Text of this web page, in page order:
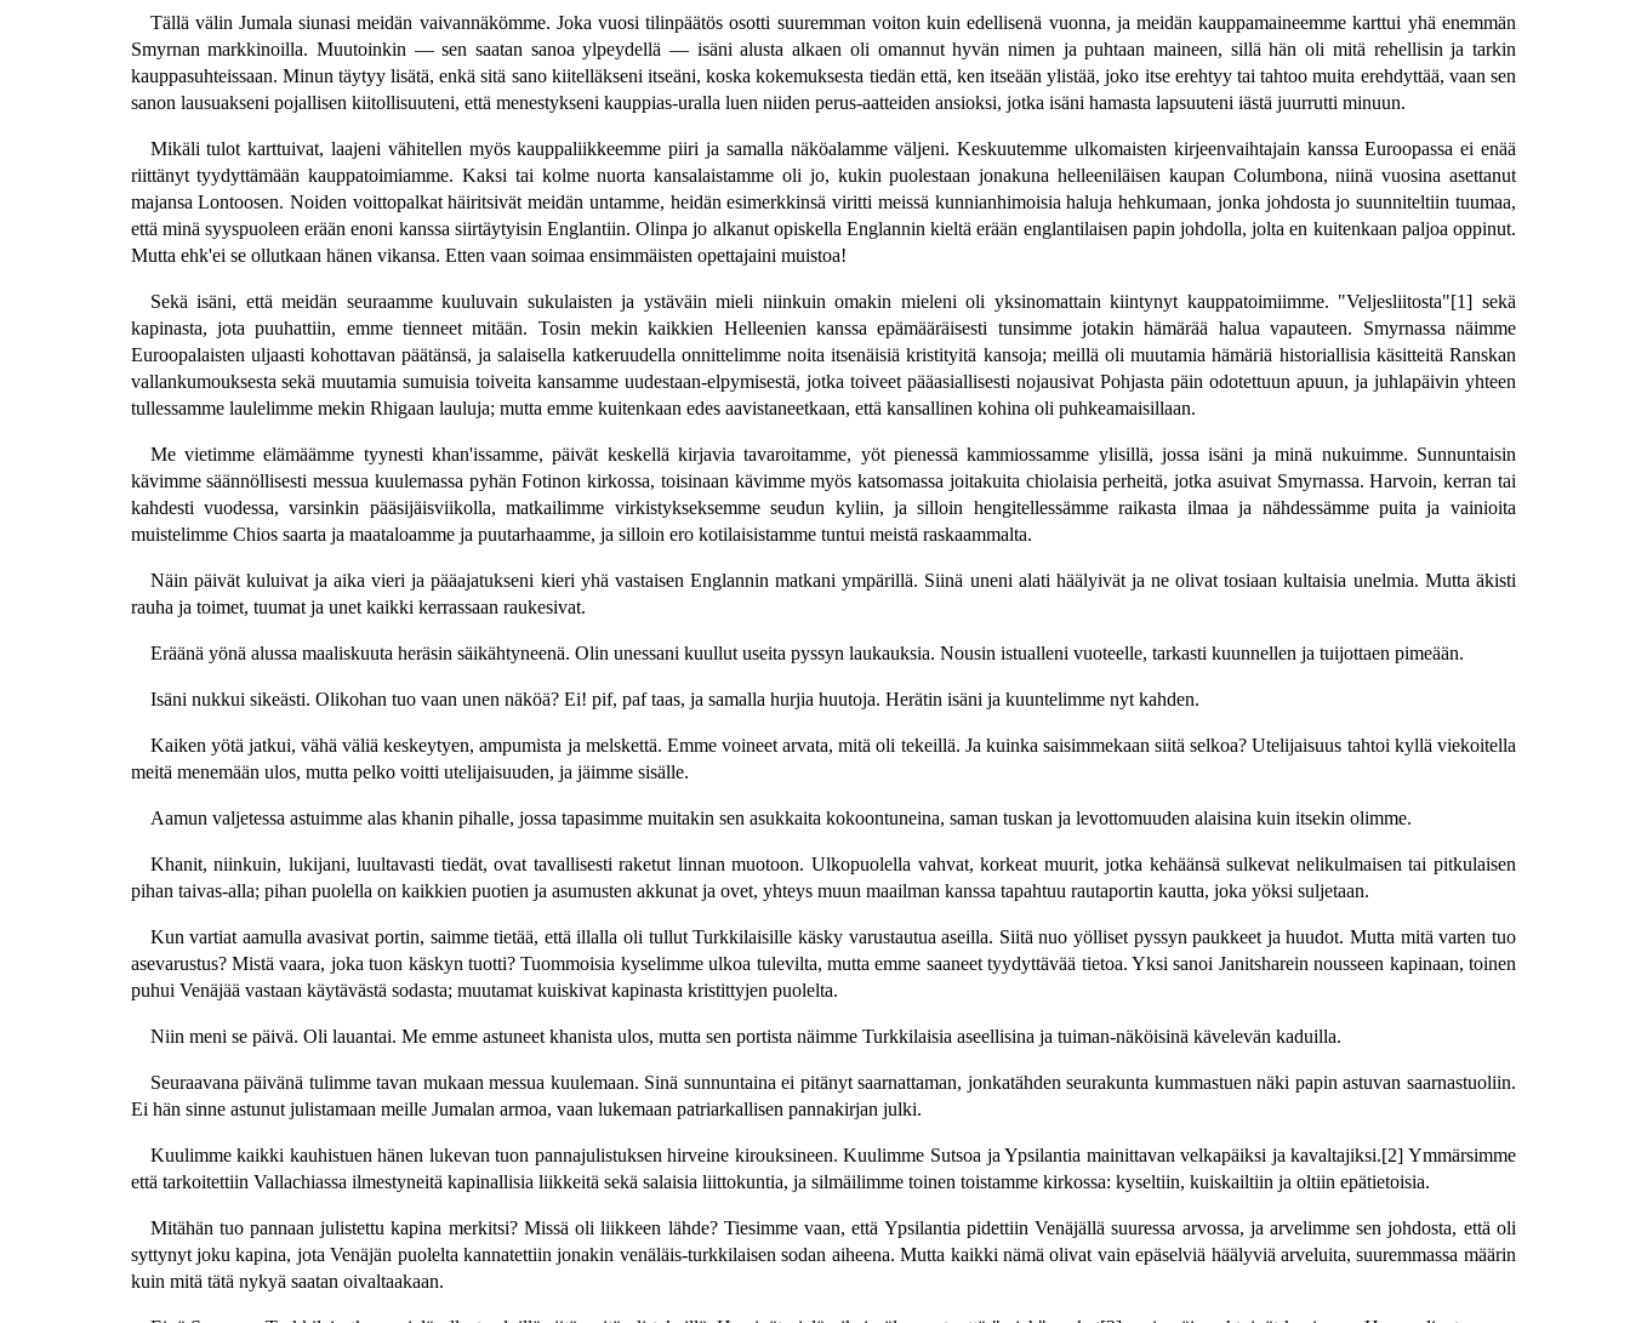
Tällä välin Jumala siunasi meidän vaivannäkömme. Joka vuosi tilinpäätös osotti suuremman voiton kuin edellisenä vuonna, ja meidän kauppamaineemme karttui yhä enemmän
Smyrnan markkinoilla. Muutoinkin — sen saatan sanoa ylpeydellä — isäni alusta alkaen oli omannut hyvän nimen ja puhtaan maineen, sillä hän oli mitä rehellisin ja tarkin
kauppasuhteissaan. Minun täytyy lisätä, enkä sitä sano kiitelläkseni itseäni, koska kokemuksesta tiedän että, ken itseään ylistää, joko itse erehtyy tai tahtoo muita erehdyttää, vaan sen
sanon lausuakseni pojallisen kiitollisuuteni, että menestykseni kauppias-uralla luen niiden perus-aatteiden ansioksi, jotka isäni hamasta lapsuuteni iästä juurrutti minuun.
Mikäli tulot karttuivat, laajeni vähitellen myös kauppaliikkeemme piiri ja samalla näköalamme väljeni. Keskuutemme ulkomaisten kirjeenvaihtajain kanssa Euroopassa ei enää
riittänyt tyydyttämään kauppatoimiamme. Kaksi tai kolme nuorta kansalaistamme oli jo, kukin puolestaan jonakuna helleeniläisen kaupan Columbona, niinä vuosina asettanut
majansa Lontoosen. Noiden voittopalkat häiritsivät meidän untamme, heidän esimerkkinsä viritti meissä kunnianhimoisia haluja hehkumaan, jonka johdosta jo suunniteltiin tuumaa,
että minä syyspuoleen erään enoni kanssa siirtäytyisin Englantiin. Olinpa jo alkanut opiskella Englannin kieltä erään englantilaisen papin johdolla, jolta en kuitenkaan paljoa oppinut.
Mutta ehk'ei se ollutkaan hänen vikansa. Etten vaan soimaa ensimmäisten opettajaini muistoa!
Sekä isäni, että meidän seuraamme kuuluvain sukulaisten ja ystäväin mieli niinkuin omakin mieleni oli yksinomattain kiintynyt kauppatoimiimme. "Veljesliitosta"[1] sekä
kapinasta, jota puuhattiin, emme tienneet mitään. Tosin mekin kaikkien Helleenien kanssa epämääräisesti tunsimme jotakin hämärää halua vapauteen. Smyrnassa näimme
Euroopalaisten uljaasti kohottavan päätänsä, ja salaisella katkeruudella onnittelimme noita itsenäisiä kristityitä kansoja; meillä oli muutamia hämäriä historiallisia käsitteitä Ranskan
vallankumouksesta sekä muutamia sumuisia toiveita kansamme uudestaan-elpymisestä, jotka toiveet pääasiallisesti nojausivat Pohjasta päin odotettuun apuun, ja juhlapäivin yhteen
tullessamme laulelimme mekin Rhigaan lauluja; mutta emme kuitenkaan edes aavistaneetkaan, että kansallinen kohina oli puhkeamaisillaan.
Me vietimme elämäämme tyynesti khan'issamme, päivät keskellä kirjavia tavaroitamme, yöt pienessä kammiossamme ylisillä, jossa isäni ja minä nukuimme. Sunnuntaisin
kävimme säännöllisesti messua kuulemassa pyhän Fotinon kirkossa, toisinaan kävimme myös katsomassa joitakuita chiolaisia perheitä, jotka asuivat Smyrnassa. Harvoin, kerran tai
kahdesti vuodessa, varsinkin pääsijäisviikolla, matkailimme virkistykseksemme seudun kyliin, ja silloin hengitellessämme raikasta ilmaa ja nähdessämme puita ja vainioita
muistelimme Chios saarta ja maataloamme ja puutarhaamme, ja silloin ero kotilaisistamme tuntui meistä raskaammalta.
Näin päivät kuluivat ja aika vieri ja pääajatukseni kieri yhä vastaisen Englannin matkani ympärillä. Siinä uneni alati häälyivät ja ne olivat tosiaan kultaisia unelmia. Mutta äkisti
rauha ja toimet, tuumat ja unet kaikki kerrassaan raukesivat.
Eräänä yönä alussa maaliskuuta heräsin säikähtyneenä. Olin unessani kuullut useita pyssyn laukauksia. Nousin istualleni vuoteelle, tarkasti kuunnellen ja tuijottaen pimeään.
Isäni nukkui sikeästi. Olikohan tuo vaan unen näköä? Ei! pif, paf taas, ja samalla hurjia huutoja. Herätin isäni ja kuuntelimme nyt kahden.
Kaiken yötä jatkui, vähä väliä keskeytyen, ampumista ja melskettä. Emme voineet arvata, mitä oli tekeillä. Ja kuinka saisimmekaan siitä selkoa? Utelijaisuus tahtoi kyllä viekoitella
meitä menemään ulos, mutta pelko voitti utelijaisuuden, ja jäimme sisälle.
Aamun valjetessa astuimme alas khanin pihalle, jossa tapasimme muitakin sen asukkaita kokoontuneina, saman tuskan ja levottomuuden alaisina kuin itsekin olimme.
Khanit, niinkuin, lukijani, luultavasti tiedät, ovat tavallisesti raketut linnan muotoon. Ulkopuolella vahvat, korkeat muurit, jotka kehäänsä sulkevat nelikulmaisen tai pitkulaisen
pihan taivas-alla; pihan puolella on kaikkien puotien ja asumusten akkunat ja ovet, yhteys muun maailman kanssa tapahtuu rautaportin kautta, joka yöksi suljetaan.
Kun vartiat aamulla avasivat portin, saimme tietää, että illalla oli tullut Turkkilaisille käsky varustautua aseilla. Siitä nuo yölliset pyssyn paukkeet ja huudot. Mutta mitä varten tuo
asevarustus? Mistä vaara, joka tuon käskyn tuotti? Tuommoisia kyselimme ulkoa tulevilta, mutta emme saaneet tyydyttävää tietoa. Yksi sanoi Janitsharein nousseen kapinaan, toinen
puhui Venäjää vastaan käytävästä sodasta; muutamat kuiskivat kapinasta kristittyjen puolelta.
Niin meni se päivä. Oli lauantai. Me emme astuneet khanista ulos, mutta sen portista näimme Turkkilaisia aseellisina ja tuiman-näköisinä kävelevän kaduilla.
Seuraavana päivänä tulimme tavan mukaan messua kuulemaan. Sinä sunnuntaina ei pitänyt saarnattaman, jonkatähden seurakunta kummastuen näki papin astuvan saarnastuoliin.
Ei hän sinne astunut julistamaan meille Jumalan armoa, vaan lukemaan patriarkallisen pannakirjan julki.
Kuulimme kaikki kauhistuen hänen lukevan tuon pannajulistuksen hirveine kirouksineen. Kuulimme Sutsoa ja Ypsilantia mainittavan velkapäiksi ja kavaltajiksi.[2] Ymmärsimme
että tarkoitettiin Vallachiassa ilmestyneitä kapinallisia liikkeitä sekä salaisia liittokuntia, ja silmäilimme toinen toistamme kirkossa: kyseltiin, kuiskailtiin ja oltiin epätietoisia.
Mitähän tuo pannaan julistettu kapina merkitsi? Missä oli liikkeen lähde? Tiesimme vaan, että Ypsilantia pidettiin Venäjällä suuressa arvossa, ja arvelimme sen johdosta, että oli
syttynyt joku kapina, jota Venäjän puolelta kannatettiin jonakin venäläis-turkkilaisen sodan aiheena. Mutta kaikki nämä olivat vain epäselviä häälyviä arveluita, suuremmassa määrin
kuin mitä tätä nykyä saatan oivaltaakaan.